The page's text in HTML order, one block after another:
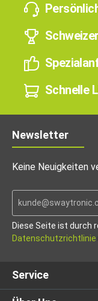
Schnelle
Newsletter
Keine Neuigkeiten
Diese Seite ist durch
Datenschutzrichtlinie
Service